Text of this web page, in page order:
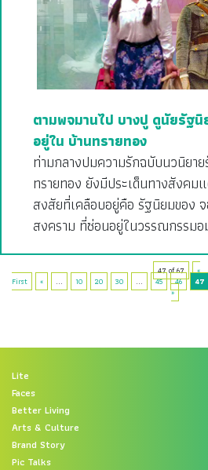
ตามพจมานไป บางปู ดูนัยรัฐ
อยู่ใน บ้านทรายทอง
ท่ามกลางปมความรักฉบับนวนิยา
ทรายทอง ยังมีประเด็นทางสังคม
สงสัยที่เคลือบอยู่คือ รัฐนิยมของ
สงคราม ที่ซ่อนอยู่ในวรรณกรรมอ
47 of 67
«
First
« ... 10 20 30 ... 45 46 47
»
Lite
Faces
Better Living
Arts & Culture
Brand Story
Pic Talks